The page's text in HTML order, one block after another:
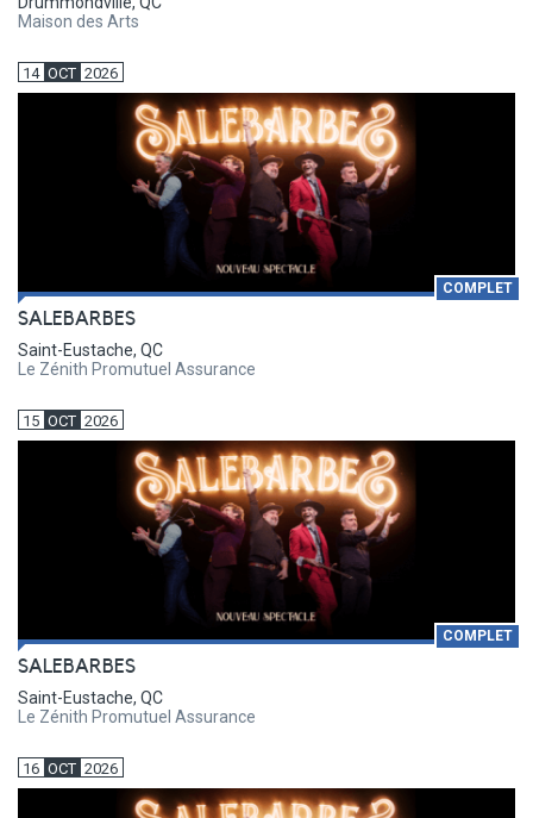
Maison des Arts
14 OCT 2026
COMPLET
SALEBARBES
Saint-Eustache, QC
Le Zénith Promutuel Assurance
15 OCT 2026
COMPLET
SALEBARBES
Saint-Eustache, QC
Le Zénith Promutuel Assurance
16 OCT 2026